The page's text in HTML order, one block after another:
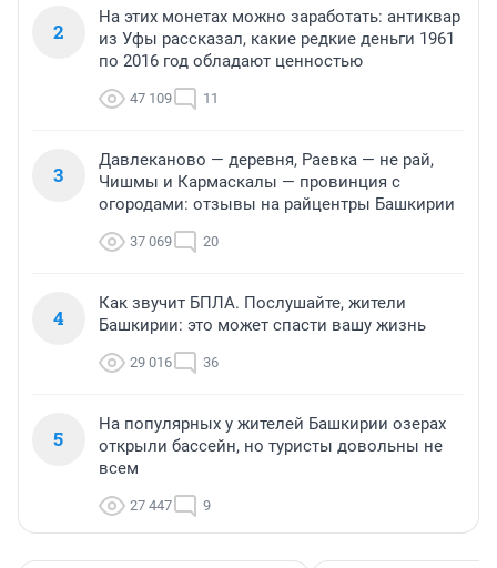
2
На этих монетах можно заработать: антиквар
из Уфы рассказал, какие редкие деньги 1961
по 2016 год обладают ценностью
47 109 11
3
Давлеканово — деревня, Раевка — не рай,
Чишмы и Кармаскалы — провинция с
огородами: отзывы на райцентры Башкирии
37 069 20
4
Как звучит БПЛА. Послушайте, жители
Башкирии: это может спасти вашу жизнь
29 016 36
5
На популярных у жителей Башкирии озерах
открыли бассейн, но туристы довольны не
всем
27 447 9